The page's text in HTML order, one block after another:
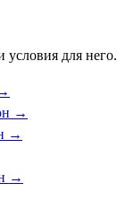
для него.
→
→
→